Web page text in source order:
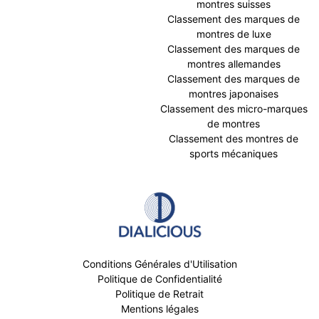
montres suisses
Classement des marques de
montres de luxe
Classement des marques de
montres allemandes
Classement des marques de
montres japonaises
Classement des micro-marques
de montres
Classement des montres de
sports mécaniques
Conditions Générales d'Utilisation
Politique de Confidentialité
Politique de Retrait
Mentions légales